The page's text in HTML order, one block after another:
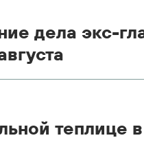
дела экс-
теплице